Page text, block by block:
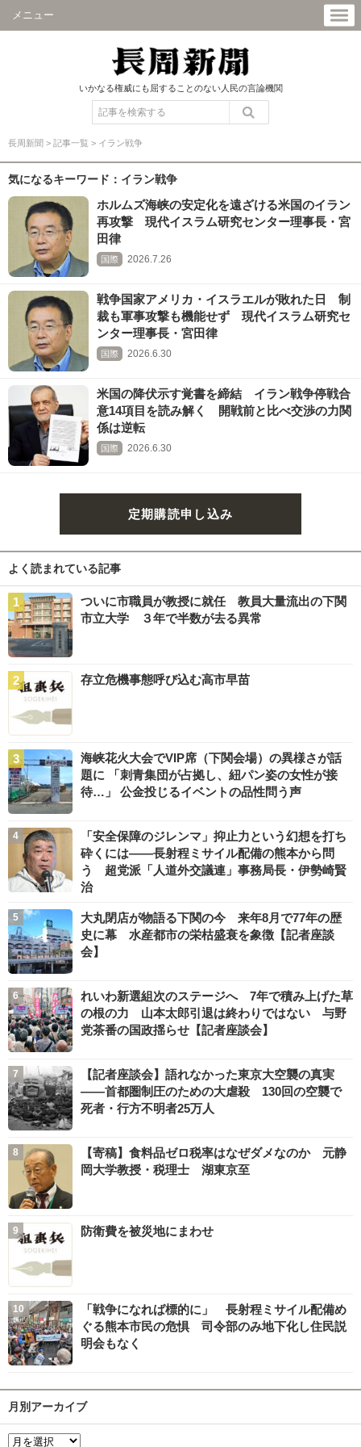
メニュー
いかなる権威にも屈することのない人民の言論機関
長周新聞 > 記事一覧 > イラン戦争
気になるキーワード：イラン戦争
ホルムズ海峡の安定化を遠ざける米国のイラン
再攻撃 現代イスラム研究センター理事長・宮
田律
国際 2026.7.26
戦争国家アメリカ・イスラエルが敗れた日 制
裁も軍事攻撃も機能せず 現代イスラム研究セ
ンター理事長・宮田律
国際 2026.6.30
米国の降伏示す覚書を締結 イラン戦争停戦合
意14項目を読み解く 開戦前と比べ交渉の力関
係は逆転
国際 2026.6.30
定期購読申し込み
よく読まれている記事
ついに市職員が教授に就任 教員大量流出の下関
市立大学 ３年で半数が去る異常
存立危機事態呼び込む高市早苗
海峡花火大会でVIP席（下関会場）の異様さが話
題に 「刺青集団が占拠し、紐パン姿の女性が接
待…」 公金投じるイベントの品性問う声
「安全保障のジレンマ」抑止力という幻想を打ち
砕くには――長射程ミサイル配備の熊本から問
う 超党派「人道外交議連」事務局長・伊勢崎賢
治
大丸閉店が物語る下関の今 来年8月で77年の歴
史に幕 水産都市の栄枯盛衰を象徴【記者座談
会】
れいわ新選組次のステージへ 7年で積み上げた草
の根の力 山本太郎引退は終わりではない 与野
党茶番の国政揺らせ【記者座談会】
【記者座談会】語れなかった東京大空襲の真実
――首都圏制圧のための大虐殺 130回の空襲で
死者・行方不明者25万人
【寄稿】食料品ゼロ税率はなぜダメなのか 元静
岡大学教授・税理士 湖東京至
防衛費を被災地にまわせ
「戦争になれば標的に」 長射程ミサイル配備め
ぐる熊本市民の危惧 司令部のみ地下化し住民説
明会もなく
月別アーカイブ